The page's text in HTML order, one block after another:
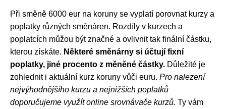
Při směně 6000 eur na koruny se vyplatí porovnat kurzy a
poplatky různých směnáren. Rozdíly v kurzech a
poplatcích můžou být značné a ovlivnit tak finální částku,
kterou získáte. Některé směnárny si účtují fixní
poplatky, jiné procento z měněné částky. Důležité je
zohlednit i aktuální kurz koruny vůči euru. Pro nalezení
nejvýhodnějšího kurzu a nejnižších poplatků
doporučujeme využít online srovnávače kurzů. Ty vám